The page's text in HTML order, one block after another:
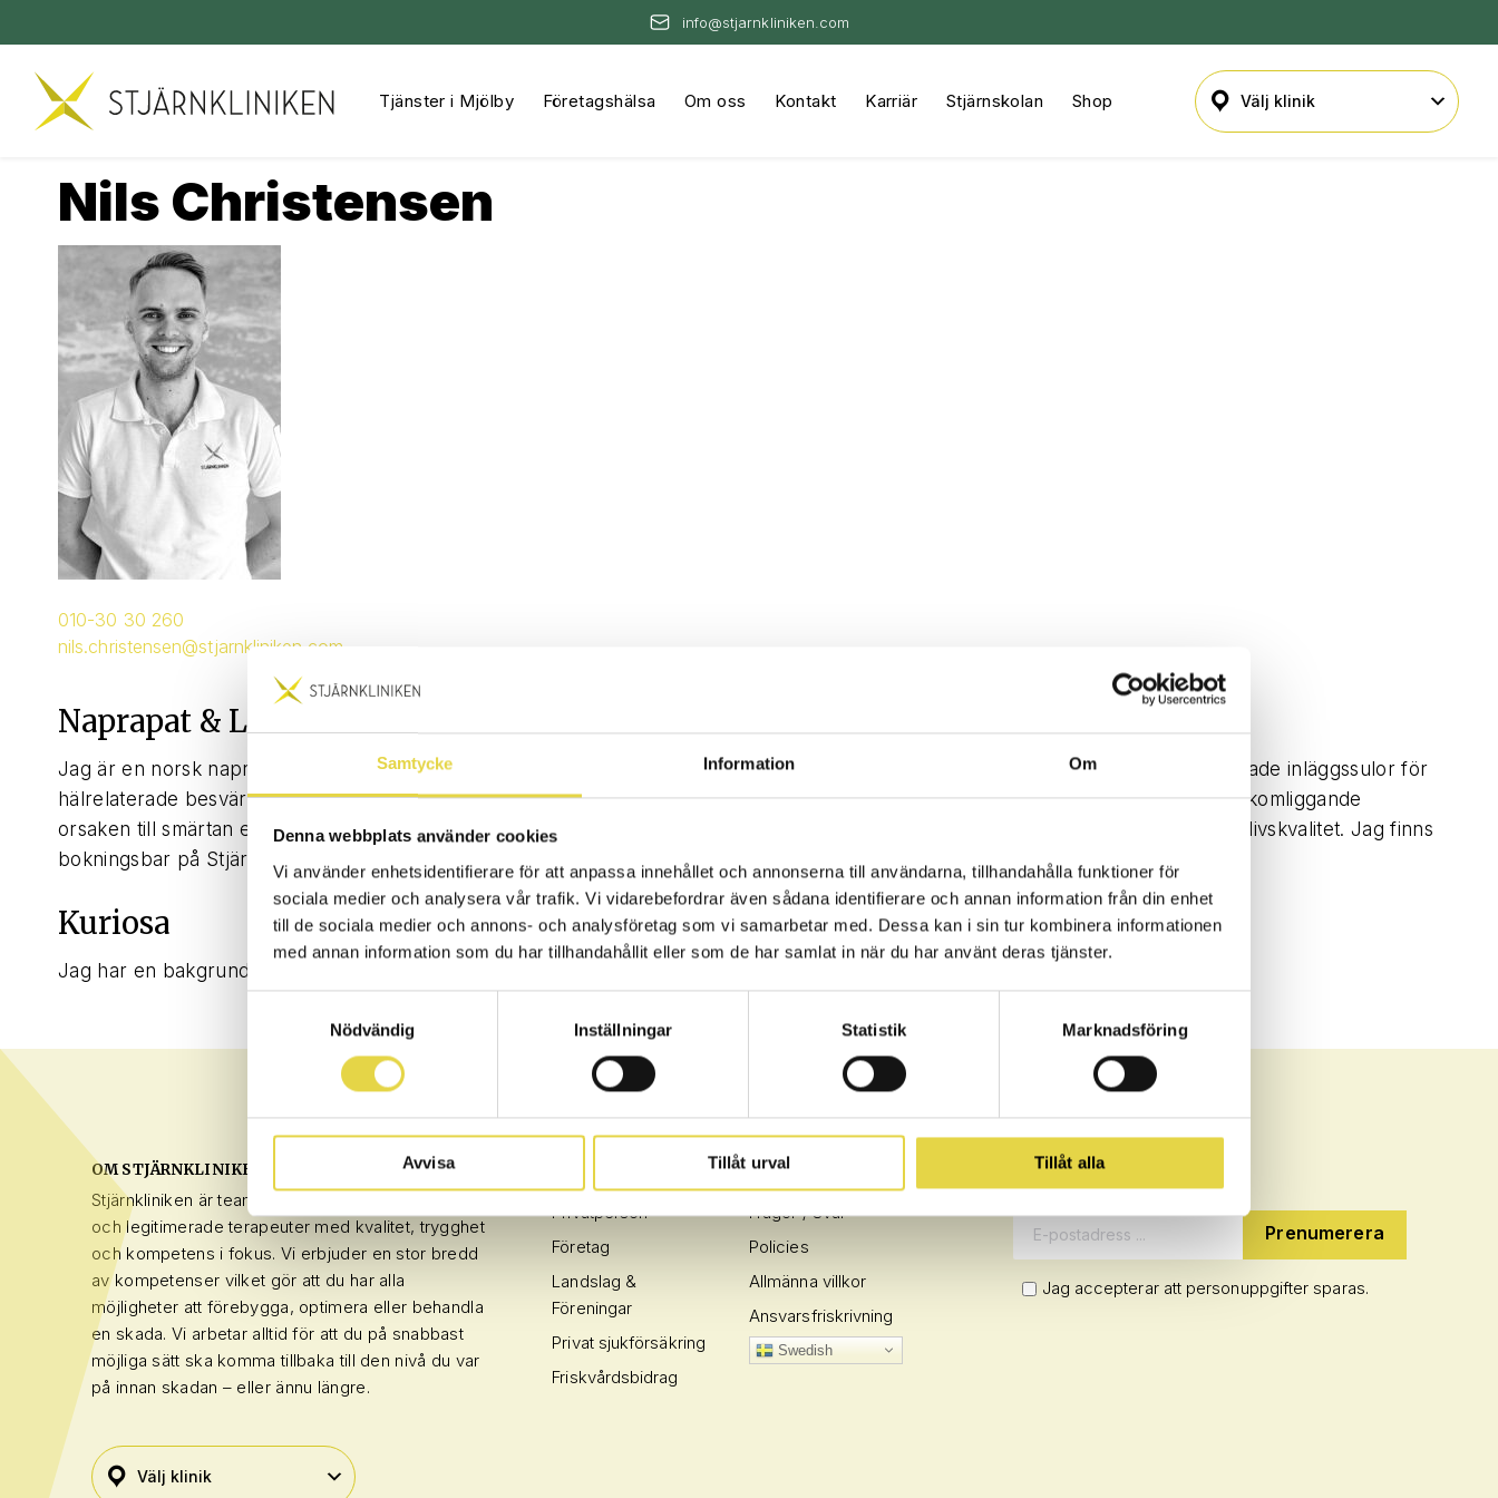
Samtycke Information Om
Denna webbplats använder cookies
Vi använder enhetsidentifierare för att anpassa innehållet och annonserna till användarna, tillhandahålla funktioner för
sociala medier och analysera vår trafik. Vi vidarebefordrar även sådana identifierare och annan information från din enhet
till de sociala medier och annons- och analysföretag som vi samarbetar med. Dessa kan i sin tur kombinera informationen
med annan information som du har tillhandahållit eller som de har samlat in när du har använt deras tjänster.
Nödvändig
Inställningar Statistik Marknadsföring
Avvisa Tillåt urval Tillåt alla
info@stjarnkliniken.com
Hoppa
Tjänster i Mjölby Företagshälsa Om oss Kontakt Karriär Stjärnskolan Shop
Nils Christensen
010-30 30 260
nils.christensen@stjarnkliniken.com
Naprapat & Lic. Personlig Tränare
Jag är en norsk naprapat som också har vidareutbildning i Dry Needling, stötvågsbehandling samt tillverkning av individuellt anpassade inläggssulor för
hälrelaterade besvär hos barn, men även vuxna. Jag är dessutom certifierat massageterapeut. Min passion är att identifiera den bakomliggande
orsaken till smärtan eller besväret, och tillsammans med dig som patient skapa en väg mot en vardag med mindre besvär och ökad livskvalitet. Jag finns
bokningsbar på Stjärnkliniken Linköping och Mjölby.
Kuriosa
Jag har en bakgrund som friidrottare, samt äger ett stärkt intresse för sport som fotboll, cykel, triathlon samt att träna på gymmet.
OM STJÄRNKLINIKEN
Stjärnkliniken är teamet bestående av certifierade
och legitimerade terapeuter med kvalitet, trygghet
och kompetens i fokus. Vi erbjuder en stor bredd
av kompetenser vilket gör att du har alla
möjligheter att förebygga, optimera eller behandla
en skada. Vi arbetar alltid för att du på snabbast
möjliga sätt ska komma tillbaka till den nivå du var
på innan skadan – eller ännu längre.
Privatperson
Företag
Landslag &
Föreningar
Privat sjukförsäkring
Friskvårdsbidrag
INFO
Frågor / Svar
Policies
Allmänna villkor
Ansvarsfriskrivning
Swedish
NYHETSBREV
E-postadress:
Jag accepterar att personuppgifter sparas.